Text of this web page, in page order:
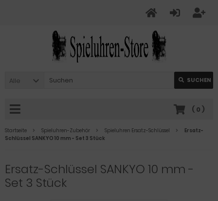
Alle SUCHEN
( 0 )
Startseite Spieluhren-Zubehör Spieluhren Ersatz-Schlüssel
Ersatz-
Schlüssel SANKYO 10 mm - Set 3 Stück
Ersatz-Schlüssel SANKYO 10 mm -
Set 3 Stück